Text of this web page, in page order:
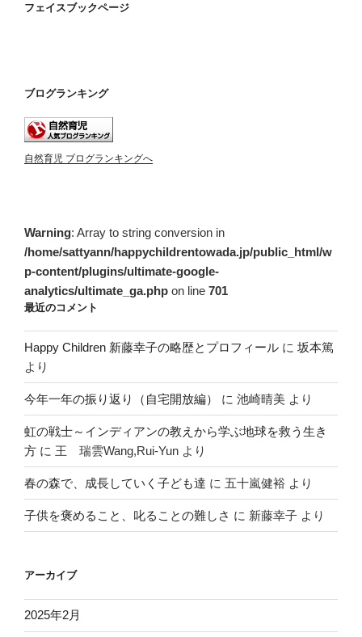
フェイスブックページ
ブログランキング
自然育児 ブログランキングへ
Warning: Array to string conversion in
/home/sattyann/happychildrentowada.jp/public_html/w
p-content/plugins/ultimate-google-
analytics/ultimate_ga.php on line 701
最近のコメント
Happy Children 新藤幸子の略歴とプロフィール に 坂本篤
より
今年一年の振り返り（自宅開放編） に 池崎晴美 より
虹の戦士～インディアンの教えから学ぶ地球を救う生き
方 に 王 瑞雲Wang,Rui-Yun より
春の森で、成長していく子ども達 に 五十嵐健裕 より
子供を褒めること、叱ることの難しさ に 新藤幸子 より
アーカイブ
2025年2月